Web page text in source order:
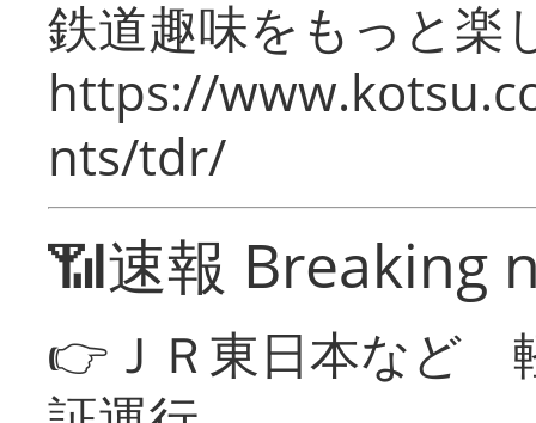
鉄道趣味をもっと楽
https://
nts/tdr/
📶速報 Breaking
👉ＪＲ東日本など